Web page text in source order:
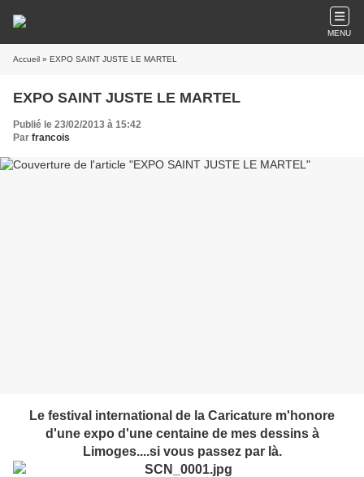
MENU
Accueil » EXPO SAINT JUSTE LE MARTEL
EXPO SAINT JUSTE LE MARTEL
Publié le 23/02/2013 à 15:42
Par francois
Le festival international de la Caricature m'honore
d'une expo d'une centaine de mes dessins à
Limoges....si vous passez par là.